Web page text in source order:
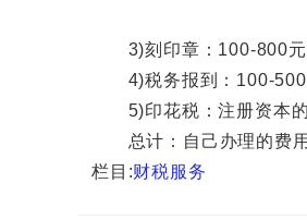
3)刻印章：100-800元(
4)税务报到：100-500
5)印花税：注册资本的
总计：自己办理的费用
栏目:财税服务